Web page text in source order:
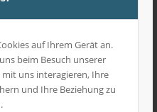
auf Ihrem Gerät an.
beim Besuch unserer
uns interagieren, Ihre
und Ihre Beziehung zu